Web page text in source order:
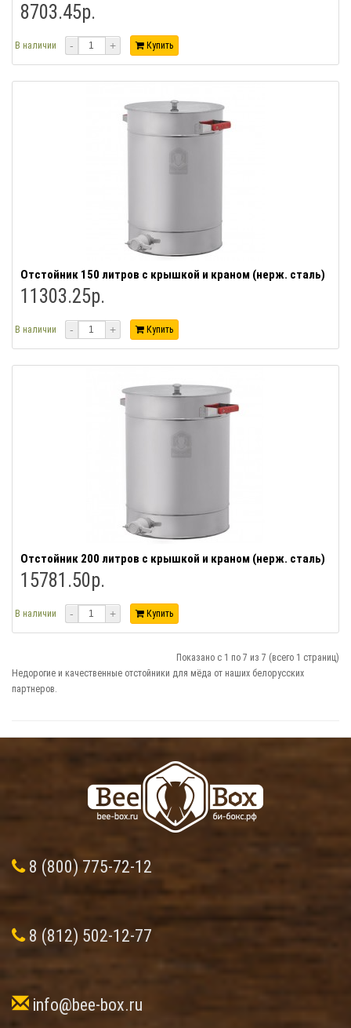
8703.45р.
В наличии - + Купить
Отстойник 150 литров с крышкой и краном (нерж. сталь)
11303.25р.
В наличии - + Купить
Отстойник 200 литров с крышкой и краном (нерж. сталь)
15781.50р.
В наличии - + Купить
Показано с 1 по 7 из 7 (всего 1 страниц)
Недорогие и качественные отстойники для мёда от наших белорусских
партнеров.
8 (800) 775-72-12
8 (812) 502-12-77
info@bee-box.ru